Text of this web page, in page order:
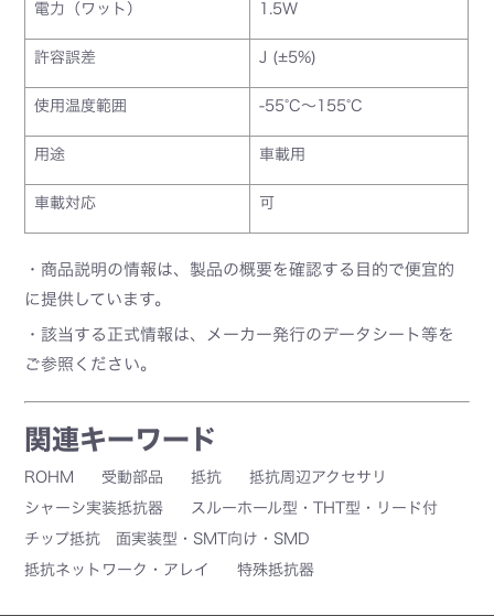
電力（ワット） 1.5W
許容誤差 J (±5%)
使用温度範囲 -55°C～155°C
用途 車載用
車載対応 可
・商品説明の情報は、製品の概要を確認する目的で便宜的
に提供しています。
・該当する正式情報は、メーカー発行のデータシート等を
ご参照ください。
関連キーワード
ROHM 受動部品 抵抗
抵抗周辺アクセサリ
シャーシ実装抵抗器
スルーホール型・THT型・リード付
チップ抵抗 面実装型・SMT向け・SMD
抵抗ネットワーク・アレイ
特殊抵抗器